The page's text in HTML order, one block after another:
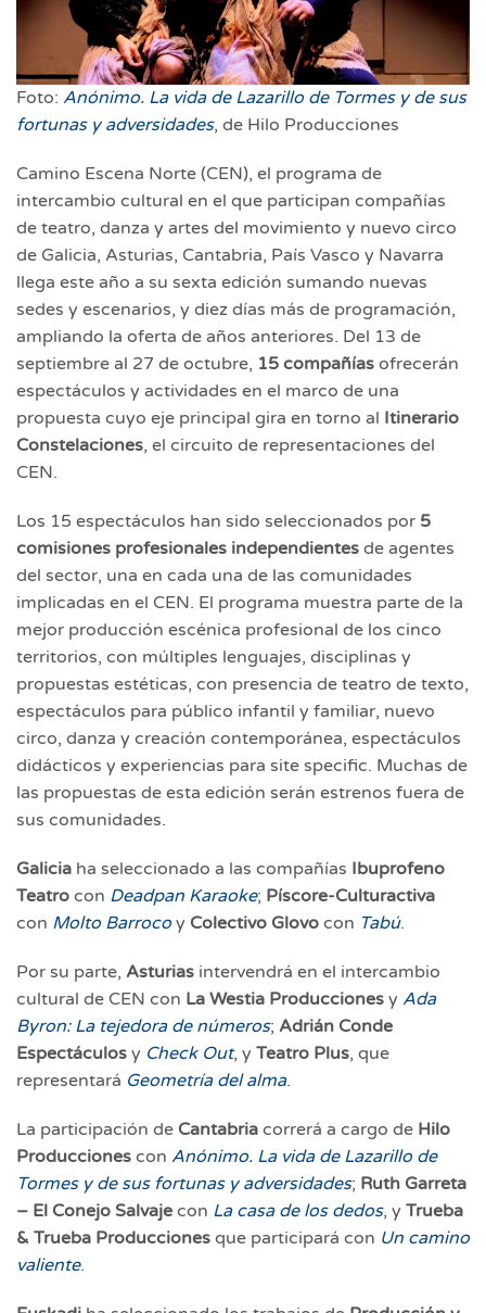
Foto: Anónimo. La vida de Lazarillo de Tormes y de sus
fortunas y adversidades, de Hilo Producciones
Camino Escena Norte (CEN), el programa de
intercambio cultural en el que participan compañías
de teatro, danza y artes del movimiento y nuevo circo
de Galicia, Asturias, Cantabria, País Vasco y Navarra
llega este año a su sexta edición sumando nuevas
sedes y escenarios, y diez días más de programación,
ampliando la oferta de años anteriores. Del 13 de
septiembre al 27 de octubre, 15 compañías ofrecerán
espectáculos y actividades en el marco de una
propuesta cuyo eje principal gira en torno al Itinerario
Constelaciones, el circuito de representaciones del
CEN.
Los 15 espectáculos han sido seleccionados por 5
comisiones profesionales independientes de agentes
del sector, una en cada una de las comunidades
implicadas en el CEN. El programa muestra parte de la
mejor producción escénica profesional de los cinco
territorios, con múltiples lenguajes, disciplinas y
propuestas estéticas, con presencia de teatro de texto,
espectáculos para público infantil y familiar, nuevo
circo, danza y creación contemporánea, espectáculos
didácticos y experiencias para site specific. Muchas de
las propuestas de esta edición serán estrenos fuera de
sus comunidades.
Galicia ha seleccionado a las compañías Ibuprofeno
Teatro con Deadpan Karaoke; Píscore-Culturactiva
con Molto Barrocoy Colectivo Glovo con Tabú.
Por su parte, Asturias intervendrá en el intercambio
cultural de CEN con La Westia Producciones y Ada
Byron: La tejedora de números; Adrián Conde
Espectáculos y Check Out, y Teatro Plus, que
representará Geometría del alma.
La participación de Cantabria correrá a cargo de Hilo
Producciones con Anónimo. La vida de Lazarillo de
Tormes y de sus fortunas y adversidades; Ruth Garreta
– El Conejo Salvaje con La casa de los dedos, y Trueba
& Trueba Producciones que participará con Un camino
valiente.